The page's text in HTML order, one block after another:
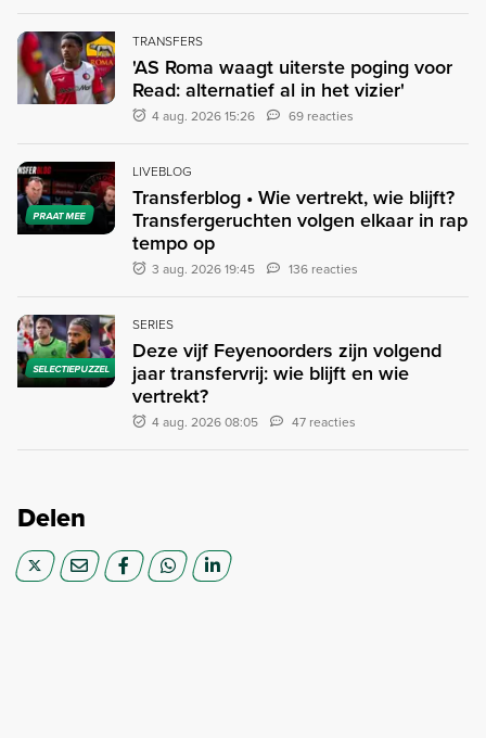
TRANSFERS
'AS Roma waagt uiterste poging voor
Read: alternatief al in het vizier'
4 aug. 2026 15:26 69 reacties
PRAAT MEE
LIVEBLOG
Transferblog • Wie vertrekt, wie blijft?
Transfergeruchten volgen elkaar in rap
tempo op
3 aug. 2026 19:45 136 reacties
SELECTIEPUZZEL
SERIES
Deze vijf Feyenoorders zijn volgend
jaar transfervrij: wie blijft en wie
vertrekt?
4 aug. 2026 08:05 47 reacties
Delen